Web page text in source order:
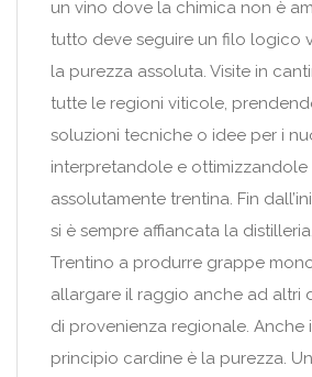
un vino dove la chimica non è
tutto deve seguire un filo logico
la purezza assoluta. Visite in
tutte le regioni viticole,
soluzioni tecniche o idee per i
interpretandole e ottimizzandole
assolutamente trentina. Fin
si è sempre affiancata la
Trentino a produrre grappe
allargare il raggio anche ad altri
di provenienza regionale. Anche
principio cardine è la purezza.